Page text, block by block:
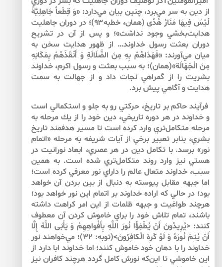
از دين به سر مي‌‌برد، چنين بيان مي‌‌دارد: «وَ قِطَعاً جَاهِلِيَّةً
لَيْسَ فِيهَا مَنَارُ هُدًى (همان، خطبه۹۳)؛ در دوران جاهليت
هدايت‌‌بخشي وجود نداشت»؛ و پس از آن در تشريح
دوران بعثت رسول خداوند… از ظهور هدايت سخن به
ميان مي‌‌آورند: «فَهَدَاهُمْ‏ بِهِ مِنَ الضَّلَالَةِ وَ أَنْقَذَهُمْ بِمَكَانِهِ
مِنَ الْجَهَالَة»(همان)؛ به سبب بعثت و رسول اكرم، خداوند
بشريت را از گمراهي نجات داد و از جهالت به سمت
هدايت و آگاهي پيش برد.
فرآيند حاكم بر تاريخ، حركتي رو به جلو و استكمالي است
و خداوند در هر دوره تاريخي، دين خود را از يك مرحله به
مرحله متكامل‌‌تري وارد كرده است تا مسير هدفمند تاريخ
بشري، بنابر تعبير برخي از آيات شريفه به مرحله «اتمام
نور» برسد. با تكامل دين در هر عصري، ابعاد نورانيت در
هستي نيز وارد روند متكامل‌‌تري شده است. به همين
سبب، خداوند متعال عالم را داراي نور معرفي كرده است؛
اما جبهه مقابل پيوسته به دنبال از بين بردن آن خواهد
بود؛ در حالي كه اراده خداوند بر اتمام اين نور خواهد بود؛
هرچند طواغيت و جبهه ظلمات از اين امر كراهت داشته
باشند، تمام تلاش خود را براي خاموش كردن آن معطوف
كنند: <يُرِيدُونَ‏ أَنْ‏ يُطْفِؤُا نُورَ اللَّهِ‏ بِأَفْواهِهِمْ‏ وَ يَأْبَى‏ اللَّهُ‏ إِلَّا
أَنْ‏ يُتِمَ‏ نُورَهُ‏ وَ لَوْ كَرِهَ‏ الْكافِرُونَ>(توبه: ۳۲)؛ مي‌‌خواهند نور
خداوند را با دهان خود خاموش كنند؛ اما خداوند ابا دارد از
اين خاموشي تا اين‌كه نورش كامل گردد هرچند كافران نيز